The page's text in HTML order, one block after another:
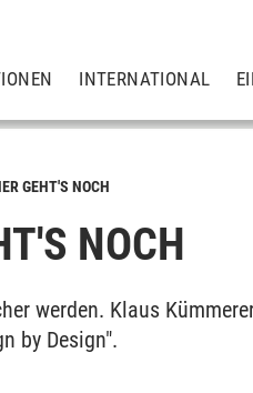
INTERNATIONAL
GEHT'S NOCH
NOCH
werden. Klaus
by Design".